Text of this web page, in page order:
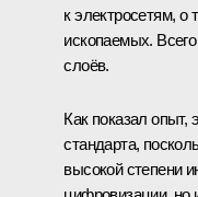
к электросетям,
ископаемых.
слоёв.
Как показал опыт,
стандарта,
высокой степени